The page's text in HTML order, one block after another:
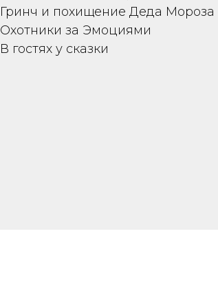
Гринч и похищение Деда Мороза
Охотники за Эмоциями
В гостях у сказки